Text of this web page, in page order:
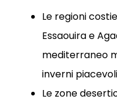
Le regioni
Essaouira e
mediterraneo
inverni
Le zone